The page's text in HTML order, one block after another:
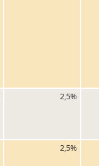
2,5%
2,5%